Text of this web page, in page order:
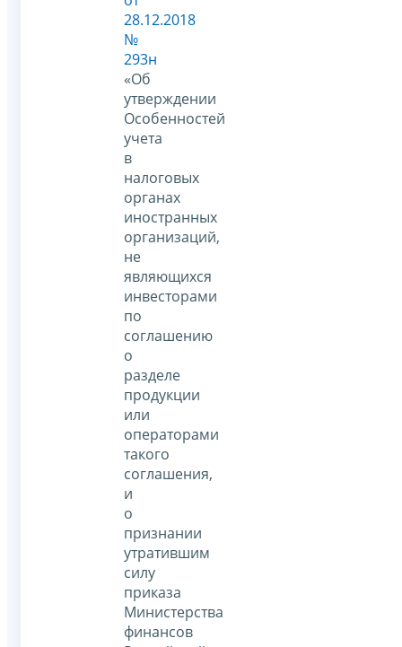
28.12.2018
№
293н
«Об
утверждении
Особенностей
учета
в
налоговых
органах
иностранных
организаций,
не
являющихся
инвесторами
по
соглашению
о
разделе
продукции
или
операторами
такого
соглашения,
и
о
признании
утратившим
силу
приказа
Министерства
финансов